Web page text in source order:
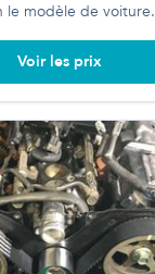
le modèle de voiture.
Voir les prix